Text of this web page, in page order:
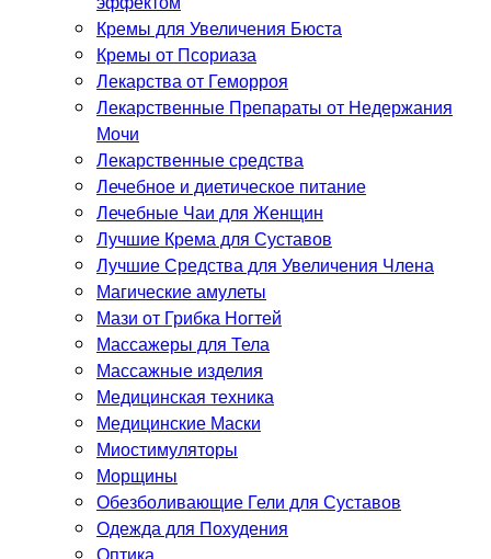
Кремы для Увеличения Бюста
Кремы от Псориаза
Лекарства от Геморроя
Лекарственные Препараты от Недержания
Мочи
Лекарственные средства
Лечебное и диетическое питание
Лечебные Чаи для Женщин
Лучшие Крема для Суставов
Лучшие Средства для Увеличения Члена
Магические амулеты
Мази от Грибка Ногтей
Массажеры для Тела
Массажные изделия
Медицинская техника
Медицинские Маски
Миостимуляторы
Морщины
Обезболивающие Гели для Суставов
Одежда для Похудения